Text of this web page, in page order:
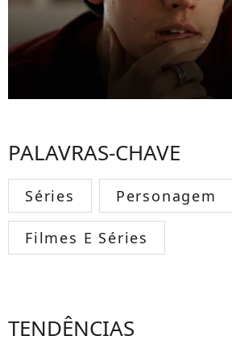
PALAVRAS-CHAVE
Séries Personagem
Filmes E Séries
TENDÊNCIAS